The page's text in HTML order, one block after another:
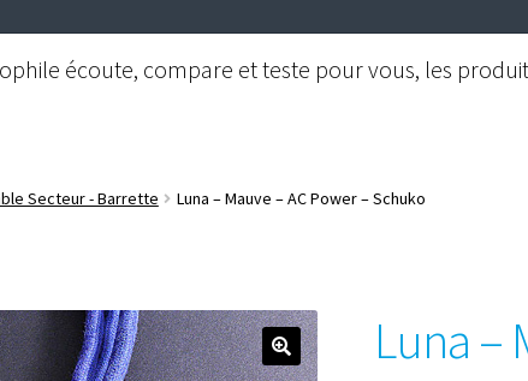
écoute, compare et teste pour vous, les
Secteur - Barrette Luna – Mauve – AC Power – Schuko
Luna –